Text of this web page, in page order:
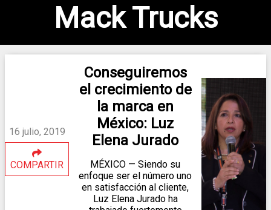
Mack Trucks
16 julio, 2019
COMPARTIR
Conseguiremos
el crecimiento de
la marca en
México: Luz
Elena Jurado
MÉXICO — Siendo su
enfoque ser el número uno
en satisfacción al cliente,
Luz Elena Jurado ha